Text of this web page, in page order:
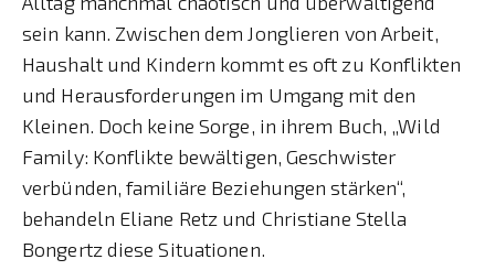
sein kann. Zwischen dem Jonglieren von Arbeit,
Haushalt und Kindern kommt es oft zu Konflikten
und Herausforderungen im Umgang mit den
Kleinen. Doch keine Sorge, in ihrem Buch, „Wild
Family: Konflikte bewältigen, Geschwister
verbünden, familiäre Beziehungen stärken“,
behandeln Eliane Retz und Christiane Stella
Bongertz diese Situationen.